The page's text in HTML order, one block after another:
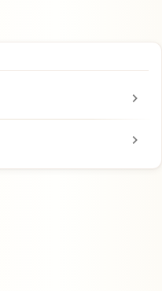
chevron_right
chevron_right